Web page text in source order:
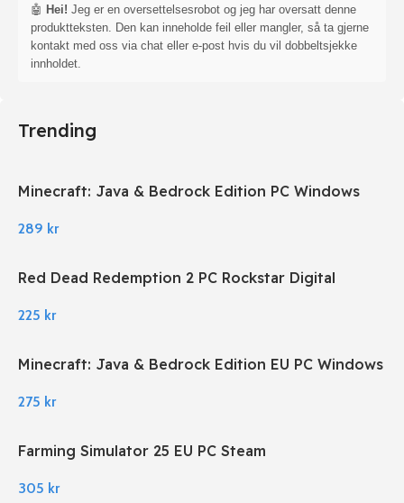
🤖 Hei! Jeg er en oversettelsesrobot og jeg har oversatt denne
produktteksten. Den kan inneholde feil eller mangler, så ta gjerne
kontakt med oss via chat eller e-post hvis du vil dobbeltsjekke
innholdet.
Trending
Minecraft: Java & Bedrock Edition PC Windows
289 kr
Red Dead Redemption 2 PC Rockstar Digital
225 kr
Minecraft: Java & Bedrock Edition EU PC Windows
275 kr
Farming Simulator 25 EU PC Steam
305 kr